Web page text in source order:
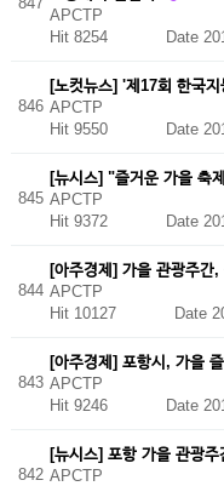
APCTP
Hit 8254 Date
846
[노컷뉴스] '제17회 한국
APCTP
Hit 9550
Date
845
[뉴시스] "즐거운 가을 축
APCTP
Hit 9372
Date
844
[아주경제] 가을 관광주간
APCTP
Hit 10127
Date
843
[아주경제] 포항시, 가을 즐
APCTP
Hit 9246
Date
842
[뉴시스] 포항 가을 관광
APCTP